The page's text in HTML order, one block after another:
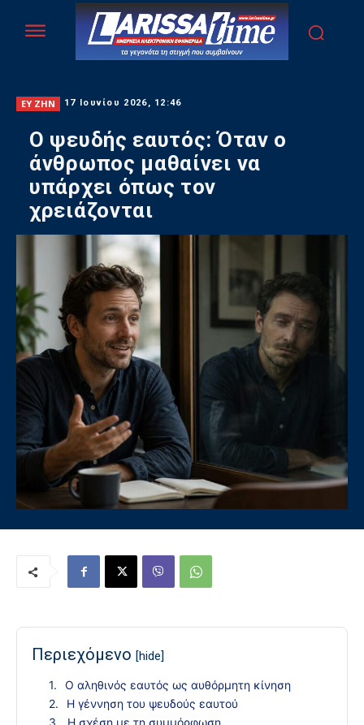
ΕΥ ΖΗΝ 17 Ιουνίου 2026, 12:46
Ο ψευδής εαυτός: Όταν ο
άνθρωπος μαθαίνει να
υπάρχει όπως τον
χρειάζονται
Περιεχόμενο [hide]
Ο αληθινός εαυτός ως αυθόρμητη κίνηση
Η γέννηση του ψευδούς εαυτού